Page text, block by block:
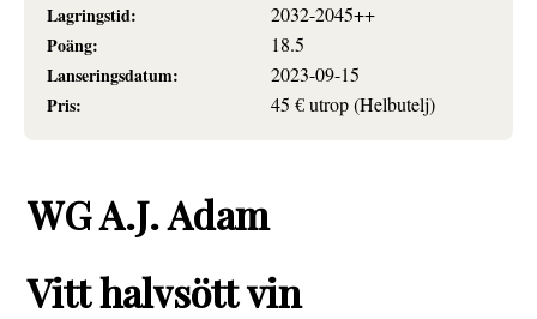
Lagringstid:
2032-2045++
Poäng:
18.5
Lanseringsdatum:
2023-09-15
Pris:
45 € utrop (Helbutelj)
WG A.J. Adam
Vitt halvsött vin